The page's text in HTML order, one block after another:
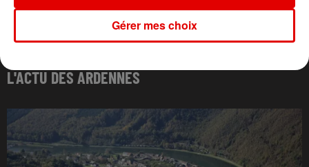
L'ACTU DES ARDENNES
Gérer mes choix